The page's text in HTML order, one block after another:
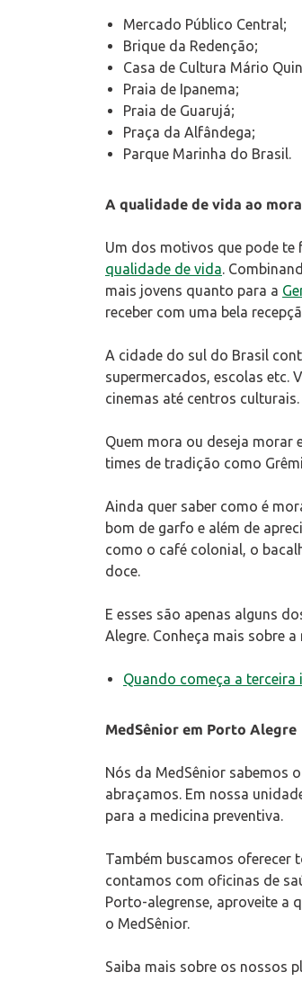
Mercado Público Central;
Brique da Redenção;
Casa de Cultura Mário
Praia de Ipanema;
Praia de Guarujá;
Praça da Alfândega;
Parque Marinha do Brasil.
A qualidade de vida ao
Um dos motivos que pode te
qualidade de vida .
mais jovens quanto para a
receber com uma bela
A cidade do sul do Brasil
supermercados, escolas etc.
cinemas até centros culturais.
Quem mora ou deseja morar
times de tradição como
Ainda quer saber como é
bom de garfo e além de
como o café colonial, o
doce.
E esses são apenas alguns
Alegre. Conheça mais sobre
Quando começa a terceira
MedSênior em Porto Alegre
Nós da MedSênior sabemos
abraçamos. Em nossa
para a medicina preventiva.
Também buscamos oferecer
contamos com oficinas de
Porto-alegrense, aproveite a
o MedSênior.
Saiba mais sobre os nossos